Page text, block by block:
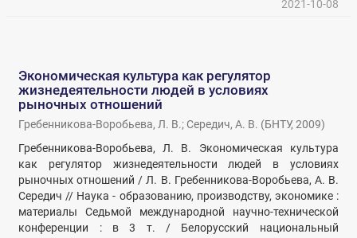
2021-10-08
Экономическая культура как регулятор
жизнедеятельности людей в условиях
рыночных отношений
Гребенникова-Воробьева, Л. В.; Середич, А. В. (БНТУ,2009)
Гребенникова-Воробьева, Л. В. Экономическая культура
как регулятор жизнедеятельности людей в условиях
рыночных отношений / Л. В. Гребенникова-Воробьева, А. В.
Середич // Наука - образованию, производству, экономике :
материалы Седьмой международной научно-технической
конференции : в 3 т. / Белорусский национальный